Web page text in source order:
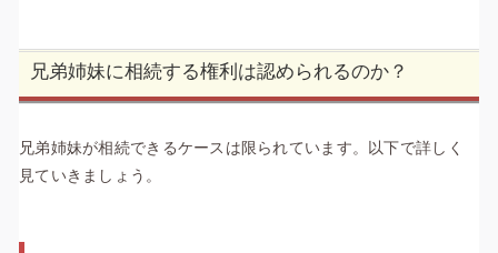
兄弟姉妹に相続する権利は認められるのか？
兄弟姉妹が相続できるケースは限られています。以下で詳しく
見ていきましょう。